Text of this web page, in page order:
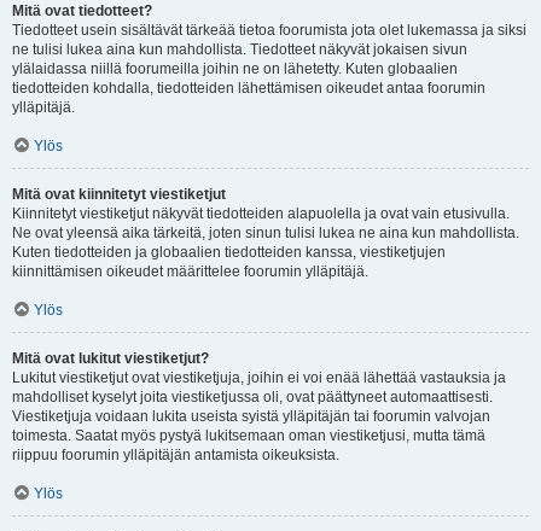
Mitä ovat tiedotteet?
Tiedotteet usein sisältävät tärkeää tietoa foorumista jota olet lukemassa ja siksi
ne tulisi lukea aina kun mahdollista. Tiedotteet näkyvät jokaisen sivun
ylälaidassa niillä foorumeilla joihin ne on lähetetty. Kuten globaalien
tiedotteiden kohdalla, tiedotteiden lähettämisen oikeudet antaa foorumin
ylläpitäjä.
Ylös
Mitä ovat kiinnitetyt viestiketjut
Kiinnitetyt viestiketjut näkyvät tiedotteiden alapuolella ja ovat vain etusivulla.
Ne ovat yleensä aika tärkeitä, joten sinun tulisi lukea ne aina kun mahdollista.
Kuten tiedotteiden ja globaalien tiedotteiden kanssa, viestiketjujen
kiinnittämisen oikeudet määrittelee foorumin ylläpitäjä.
Ylös
Mitä ovat lukitut viestiketjut?
Lukitut viestiketjut ovat viestiketjuja, joihin ei voi enää lähettää vastauksia ja
mahdolliset kyselyt joita viestiketjussa oli, ovat päättyneet automaattisesti.
Viestiketjuja voidaan lukita useista syistä ylläpitäjän tai foorumin valvojan
toimesta. Saatat myös pystyä lukitsemaan oman viestiketjusi, mutta tämä
riippuu foorumin ylläpitäjän antamista oikeuksista.
Ylös